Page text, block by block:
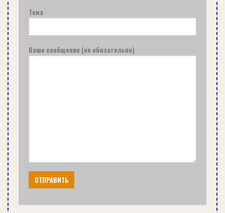
Источник
Тема
Ваше сообщение (не обязательно)